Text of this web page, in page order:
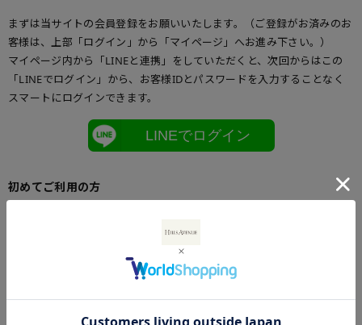
まずは当サイトの会員登録をお願いいたします。（ご登録がお済みのお
客様は、上部「ログイン」から「マイページ」へお進み下さい。）
マイページ内から「LINEと連携」をしていただくと、次回からはこの
「LINEでログイン」から、お客様IDとパスワードを入力することなく
スマートにログインできます。
LINEでログイン
初めてご利用の方
メールアドレスとパスワードを登録しておくと便利にお買い物ができる